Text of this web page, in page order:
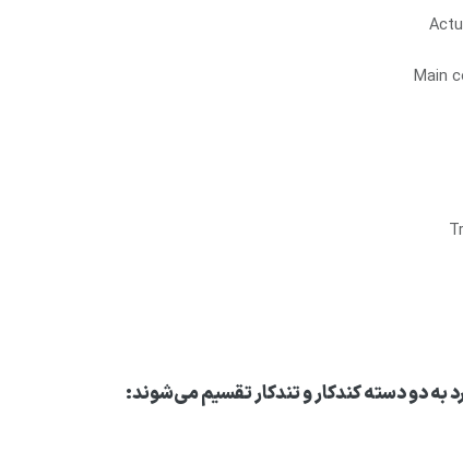
به دو دسته کندکار و تندکار تقسیم می‌شوند: